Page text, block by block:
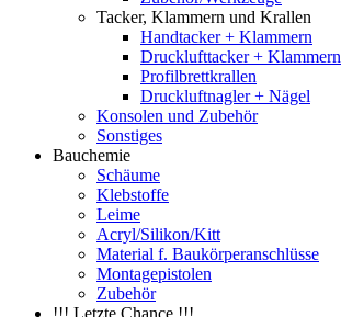
Tacker, Klammern und Krallen
Handtacker + Klammern
Drucklufttacker + Klammern
Profilbrettkrallen
Druckluftnagler + Nägel
Konsolen und Zubehör
Sonstiges
Bauchemie
Schäume
Klebstoffe
Leime
Acryl/Silikon/Kitt
Material f. Baukörperanschlüsse
Montagepistolen
Zubehör